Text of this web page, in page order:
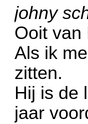
johny
Ooit van
Als ik
zitten.
Hij is de
jaar